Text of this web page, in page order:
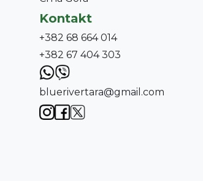
Kontakt
+382 68 664 014
+382 67 404 303
bluerivertara@gmail.com